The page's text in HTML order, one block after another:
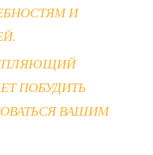
И
ПОБУДИТЬ
ВАШИМ